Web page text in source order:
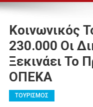
Κοινωνικός
230.000 Οι
Ξεκινάει Το
ΟΠΕΚΑ
ΤΟΥΡΙΣΜΟΣ